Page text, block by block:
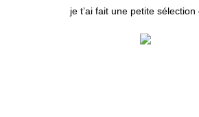
je t’ai fait une petite